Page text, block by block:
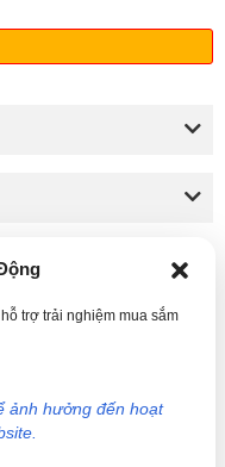
trợ trải nghiệm mua sắm
ảnh hưởng đến hoạt
ĐỘNG
cấp: 25/04/2022 - Nơi cấp: Sở
Ngọc Ngân. Hotline: 1800.6729